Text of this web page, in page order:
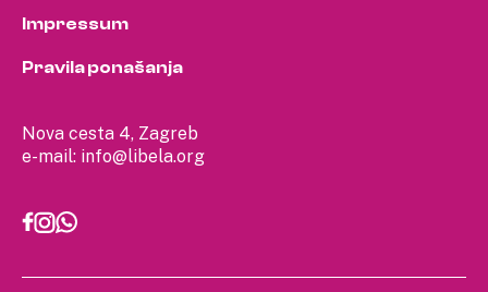
Nova cesta 4, Zagreb
e-mail: info@libela.org
Impressum
Pravila ponašanja